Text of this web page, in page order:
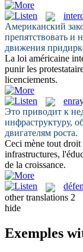
Американский
препятствовать и
движения
La loi américaine
punir les
licenciements.
Это приводит к
инфраструктуру,
двигателям роста.
Ceci mène tout droit
infrastructures,
de la croissance.
other translations 2
hide
Exemples